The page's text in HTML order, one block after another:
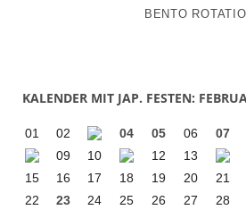
BENTO
KALENDER MIT JAP. FESTEN:
01 02 04 05 06
07
09
10 12
13
15
16 17 18 19 20
21
22
23 24 25 26 27 28